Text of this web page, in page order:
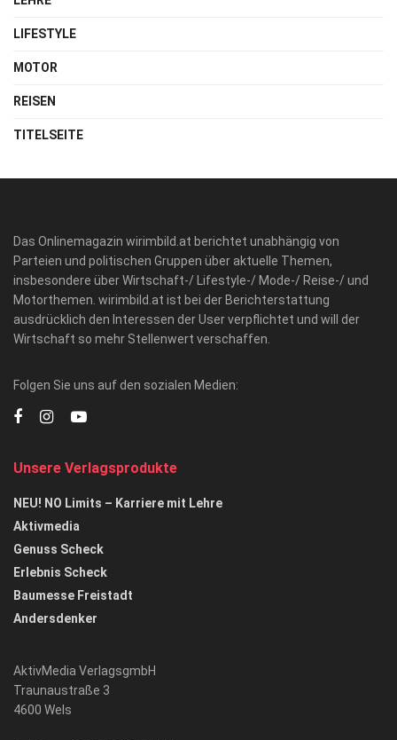
LIFESTYLE
MOTOR
REISEN
TITELSEITE
Das Onlinemagazin wirimbild.at berichtet unabhängig von
Parteien und politischen Gruppen über aktuelle Themen,
insbesondere über Wirtschaft-/ Lifestyle-/ Mode-/ Reise-/ und
Motorthemen. wirimbild.at ist bei der Berichterstattung
ausdrücklich den Interessen der User verpflichtet und will der
Wirtschaft so mehr Stellenwert verschaffen.
Folgen Sie uns auf den sozialen Medien:
Unsere Verlagsprodukte
NEU! NO Limits – Karriere mit Lehre
Aktivmedia
Genuss Scheck
Erlebnis Scheck
Baumesse Freistadt
Andersdenker
AktivMedia VerlagsgmbH
Traunaustraße 3
4600 Wels